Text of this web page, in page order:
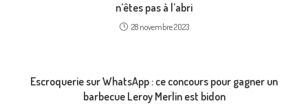
n’êtes pas à l’abri
28 novembre 2023
Escroquerie sur WhatsApp : ce concours pour gagner un
barbecue Leroy Merlin est bidon